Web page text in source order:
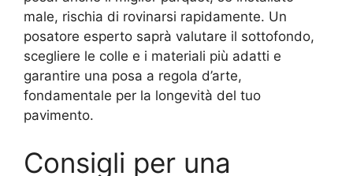
male, rischia di rovinarsi rapidamente. Un
posatore esperto saprà valutare il sottofondo,
scegliere le colle e i materiali più adatti e
garantire una posa a regola d’arte,
fondamentale per la longevità del tuo
pavimento.
Consigli per una